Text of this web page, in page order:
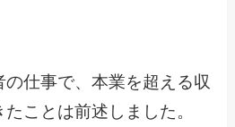
仕事で、本業を超える収
ことは前述しました。